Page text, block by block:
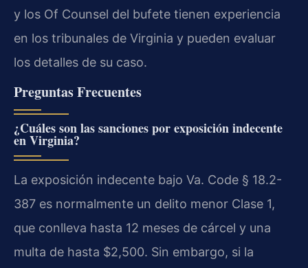
y los Of Counsel del bufete tienen experiencia
en los tribunales de Virginia y pueden evaluar
los detalles de su caso.
Preguntas Frecuentes
¿Cuáles son las sanciones por exposición indecente
en Virginia?
La exposición indecente bajo Va. Code § 18.2-
387 es normalmente un delito menor Clase 1,
que conlleva hasta 12 meses de cárcel y una
multa de hasta $2,500. Sin embargo, si la